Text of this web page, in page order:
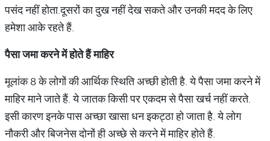
पसंद नहीं होता.दूसरों का दुख नहीं देख सकते और उनकी मदद के लिए
हमेशा आके रहते हैं.
पैसा जमा करने में होते हैं माहिर
मूलांक 8 के लोगों की आर्थिक स्थिति अच्छी होती है. ये पैसा जमा करने में
माहिर माने जाते हैं. ये जातक किसी पर एकदम से पैसा खर्च नहीं करते.
इसी कारण इनके पास अच्छा खासा धन इकट्ठा हो जाता है. ये लोग
नौकरी और बिजनेस दोनों ही अच्छे से करने में माहिर होते हैं.